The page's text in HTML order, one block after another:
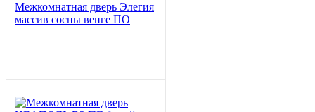
Межкомнатная дверь Элегия
массив сосны венге ПО